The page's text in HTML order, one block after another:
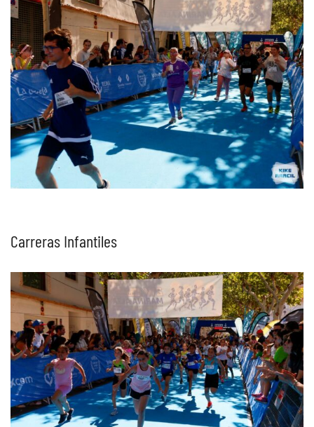
Carreras Infantiles